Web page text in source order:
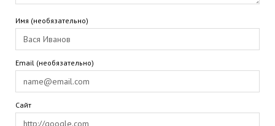
Имя (необязательно)
Email (необязательно)
Сайт